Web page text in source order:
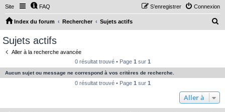
Site FAQ Connexion
S’enregistrer
Index du forum Rechercher Sujets actifs
e
c
Sujets actifs
Aller à la recherche avancée
0 résultat trouvé • Page 1 sur 1
Aucun sujet ou message ne correspond à vos critères de recherche.
0 résultat trouvé • Page 1 sur 1
Aller à